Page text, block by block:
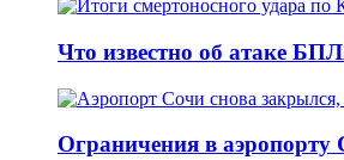
Что известно об атаке
Ограничения в аэропорту